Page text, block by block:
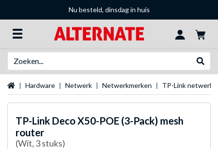
Nu besteld, dinsdag in huis
Startpagina
Hardware Netwerk Netwerkmerken TP-Link
TP-Link Deco X50-POE (3-Pack) mesh
router
(Wit, 3 stuks)